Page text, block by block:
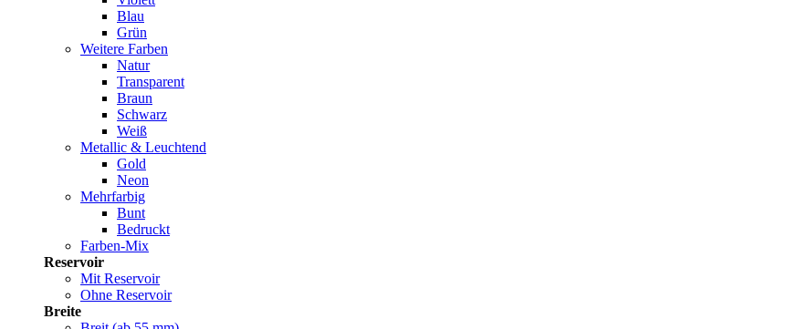
Blau
Grün
Weitere Farben
Natur
Transparent
Braun
Schwarz
Weiß
Metallic & Leuchtend
Gold
Neon
Mehrfarbig
Bunt
Bedruckt
Farben-Mix
Reservoir
Mit Reservoir
Ohne Reservoir
Breite